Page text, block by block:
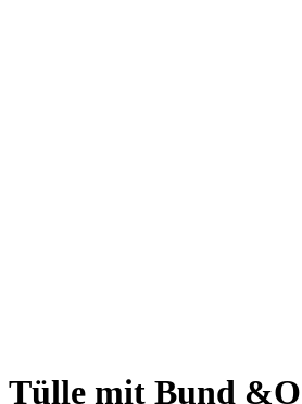
Tülle mit Bund